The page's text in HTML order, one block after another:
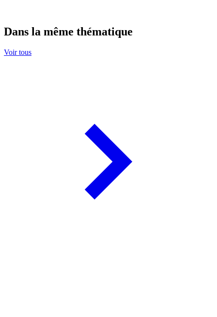
Dans la même thématique
Voir tous